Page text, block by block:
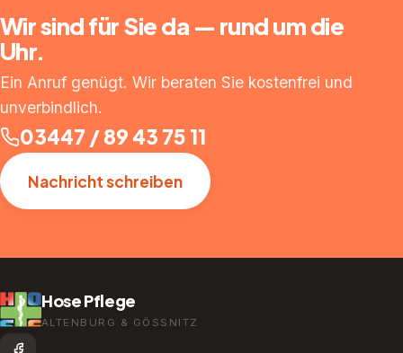
Wir sind für Sie da — rund um die
Uhr.
Ein Anruf genügt. Wir beraten Sie kostenfrei und
unverbindlich.
03447 / 89 43 75 11
Nachricht schreiben
Hose Pflege
ALTENBURG & GÖSSNITZ